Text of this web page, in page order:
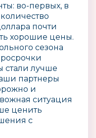
во-первых, в
почти
хорошие цены.
сезона
стали лучше
партнеры
и
ситуация
ценить
с